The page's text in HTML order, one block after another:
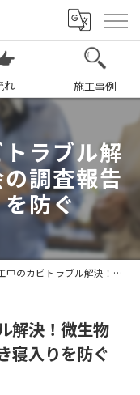
れ 施工事例
ラブル解
調査報告
防ぐ
ル解決！微生物対策協会の調査報告書で泣き寝入りを防ぐ
解決！微生物
寝入りを防ぐ